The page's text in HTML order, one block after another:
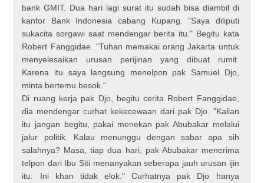
bank GMIT. Dua hari lagi surat itu sudah bisa diambil di
kantor Bank Indonesia cabang Kupang. "Saya diliputi
sukacita sorgawi saat mendengar berita itu." Begitu kata
Robert Fanggidae. "Tuhan memakai orang Jakarta untuk
menyelesaikan urusan perijinan yang dibuat rumit.
Karena itu saya langsung menelpon pak Samuel Djo,
minta bertemu besok."
Di ruang kerja pak Djo, begitu cerita Robert Fanggidae,
dia mendengar curhat kekecewaan dari pak Djo. "Kalian
itu jangan begitu, pakai menekan pak Abubakar melalui
jalur politik. Kalau menunggu dengan sabar apa sih
salahnya? Masa, tiap dua hari, pak Abubakar menerima
telpon dari Ibu Siti menanyakan seberapa jauh urusan ijin
itu. Ini khan tidak elok." Curhatnya pak Djo hanya